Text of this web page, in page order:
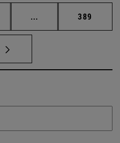
... Páginas intermedias
Página
389